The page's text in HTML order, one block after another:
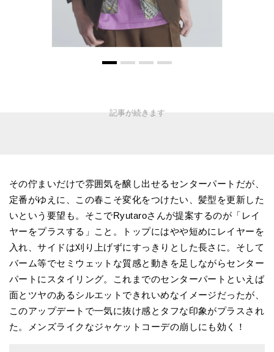
その佇まいだけで雰囲気を醸し出せるセンターパートだが、
定番がゆえに、この春こそ変化をつけたい、髪型を更新した
いという要望も。そこでRyutaroさんが提案するのが「レイ
ヤーをプラスする」こと。トップにはやや短めにレイヤーを
入れ、サイドは刈り上げずにすっきりとした長さに。そして
バーム等でセミウェットな質感と動きを足しながらセンター
パートにスタイリング。これまでのセンターパートといえば
面とツヤのあるシルエットできれいめなイメージだったが、
このアップデートで一気に抜け感とタフな印象がプラスされ
た。メンズライクなジャケットコーデの崩しにも効く！